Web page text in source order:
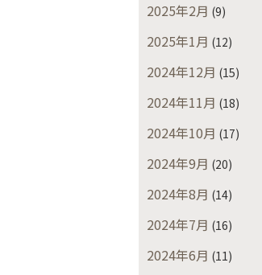
2025年2月 (9)
2025年1月 (12)
2024年12月 (15)
2024年11月 (18)
2024年10月 (17)
2024年9月 (20)
2024年8月 (14)
2024年7月 (16)
2024年6月 (11)